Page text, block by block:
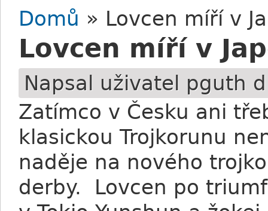
Jste zde
Domů » Lovcen míří v
Lovcen míří v
Napsal uživatel pguth
Zatímco v Česku ani
klasickou Trojkorunu
naděje na nového
derby. Lovcen po